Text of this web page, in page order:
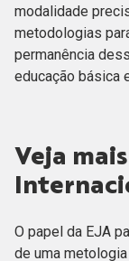
modalidade
metodologias
permanência
educação básica
Veja
O papel da EJA
de uma